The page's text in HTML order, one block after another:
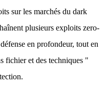
sur les marchés du dark
plusieurs exploits zero-
en profondeur, tout en
fichier et des techniques "